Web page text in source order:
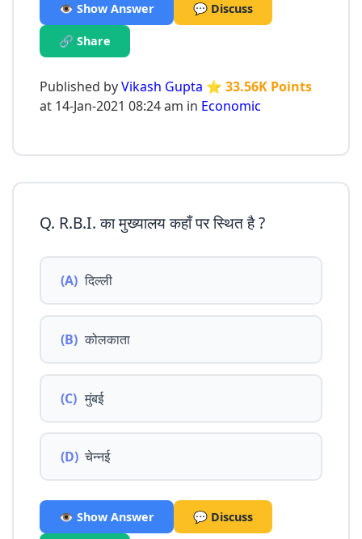
👁️ Show Answer 💬 Discuss
🔗 Share
Published byVikash Gupta ⭐ 33.56K Points
at 14-Jan-2021 08:24 am in Economic
Q. R.B.I. का मुख्यालय कहाँ पर स्थित है ?
(A) दिल्ली
(B) कोलकाता
(C) मुंबई
(D) चेन्नई
👁️ Show Answer 💬 Discuss